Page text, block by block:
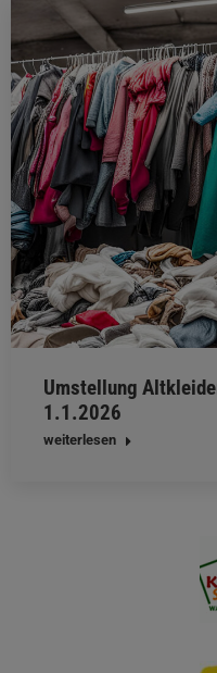
Umstellung
1.1.2026
weiterlesen